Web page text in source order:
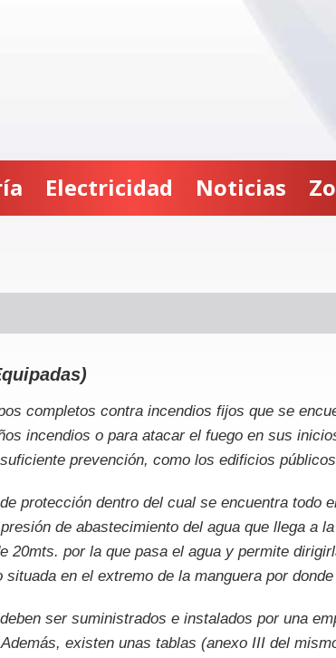
Electricidad Noticias
completos contra incendios fijos que se
incendios o para atacar el fuego en sus
prevención, como los edificios
protección dentro del cual se encuentra todo
de abastecimiento del agua que llega a
20mts. por la que pasa el agua y permite
en el extremo de la manguera por
ser suministrados e instalados por una
existen unas tablas (anexo III del